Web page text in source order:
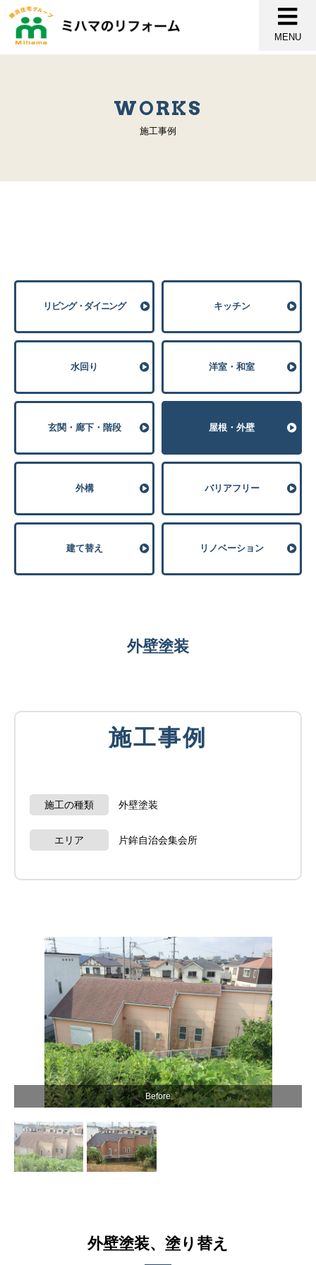
MENU
WORKS
施工事例
リビング・ダイニング キッチン
⽔回り 洋室・和室
玄関・廊下・階段 屋根・外壁
外構 バリアフリー
建て替え リノベーション
外壁塗装
施工事例
施工の種類 外壁塗装
エリア 片鉾自治会集会所
Before
外壁塗装、塗り替え